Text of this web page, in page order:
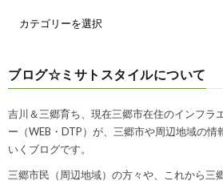
ブログ☆ミサトスタイルについて
吉川＆三郷育ち、現在三郷市在住のインフラ
ー（WEB・DTP）が、三郷市や周辺地域の情
いくブログです。
三郷市民（周辺地域）の方々や、これから三